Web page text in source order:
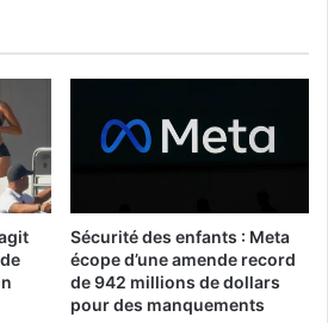
Sécurité des enfants : Meta
écope d’une amende record
de 942 millions de dollars
pour des manquements